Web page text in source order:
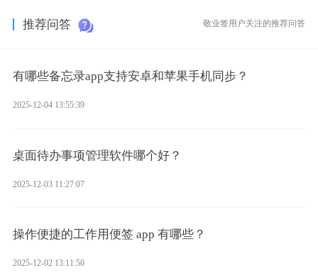
推荐问答 敬业签用户关注的推荐问答
有哪些备忘录app支持安卓和苹果手机同步？
2025-12-04 13:55:39
桌面待办事项管理软件哪个好？
2025-12-03 11:27:07
操作便捷的工作用便签 app 有哪些？
2025-12-02 13:11:50